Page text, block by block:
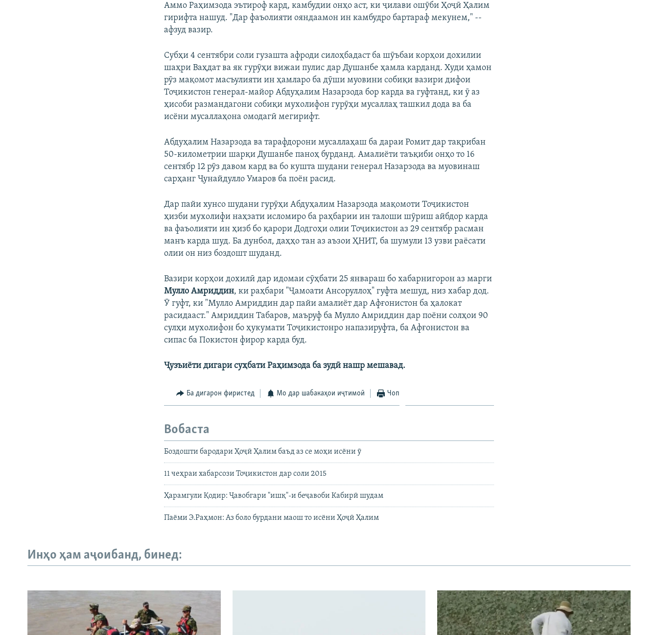
Аммо Раҳимзода эътироф кард, камбудии онҳо аст, ки ҷилави ошӯби Ҳоҷӣ Ҳалим
гирифта нашуд. "Дар фаъолияти ояндаамон ин камбудро бартараф мекунем," --
афзуд вазир.
Субҳи 4 сентябри соли гузашта афроди силоҳбадаст ба шӯъбаи корҳои дохилии
шаҳри Ваҳдат ва як гурӯҳи вижаи пулис дар Душанбе ҳамла карданд. Худи ҳамон
рӯз мақомот масъулияти ин ҳамларо ба дӯши муовини собиқи вазири дифои
Тоҷикистон генерал-майор Абдуҳалим Назарзода бор карда ва гуфтанд, ки ӯ аз
ҳисоби размандагони собиқи мухолифон гурӯҳи мусаллаҳ ташкил дода ва ба
исёни мусаллаҳона омодагӣ мегирифт.
Абдуҳалим Назарзода ва тарафдорони мусаллаҳаш ба дараи Ромит дар тақрибан
50-километрии шарқи Душанбе паноҳ бурданд. Амалиёти таъқиби онҳо то 16
сентябр 12 рӯз давом кард ва бо кушта шудани генерал Назарзода ва муовинаш
сарҳанг Ҷунайдулло Умаров ба поён расид.
Дар пайи хунсо шудани гурӯҳи Абдуҳалим Назарзода мақомоти Тоҷикистон
ҳизби мухолифи наҳзати исломиро ба раҳбарии ин талоши шӯриш айбдор карда
ва фаъолияти ин ҳизб бо қарори Додгоҳи олии Тоҷикистон аз 29 сентябр расман
манъ карда шуд. Ба дунбол, даҳҳо тан аз аъзои ҲНИТ, ба шумули 13 узви раёсати
олии он низ боздошт шуданд.
Вазири корҳои дохилӣ дар идомаи сӯҳбати 25 январаш бо хабарнигорон аз марги
Мулло Амриддин, ки раҳбари "Ҷамоати Ансоруллоҳ" гуфта мешуд, низ хабар дод.
Ӯ гуфт, ки "Мулло Амриддин дар пайи амалиёт дар Афғонистон ба ҳалокат
расидааст." Амриддин Табаров, маъруф ба Мулло Амриддин дар поёни солҳои 90
сулҳи мухолифон бо ҳукумати Тоҷикистонро напазируфта, ба Афғонистон ва
сипас ба Покистон фирор карда буд.
Ҷузъиёти дигари суҳбати Раҳимзода ба зудӣ нашр мешавад.
Ба дигарон фиристед Мо дар шабакаҳои иҷтимоӣ Чоп
Вобаста
Боздошти бародари Ҳоҷӣ Ҳалим баъд аз се моҳи исёни ӯ
11 чеҳраи хабарсози Тоҷикистон дар соли 2015
Ҳарамгули Қодир: Ҷавобгари "ишқ"-и беҷавоби Кабирӣ шудам
Паёми Э.Раҳмон: Аз боло бурдани маош то исёни Ҳоҷӣ Ҳалим
Инҳо ҳам аҷоибанд, бинед: